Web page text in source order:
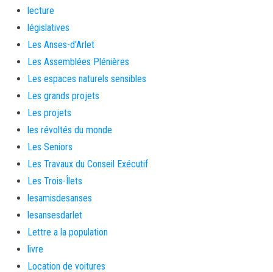
lecture
législatives
Les Anses-d'Arlet
Les Assemblées Plénières
Les espaces naturels sensibles
Les grands projets
Les projets
les révoltés du monde
Les Seniors
Les Travaux du Conseil Exécutif
Les Trois-Îlets
lesamisdesanses
lesansesdarlet
Lettre a la population
livre
Location de voitures